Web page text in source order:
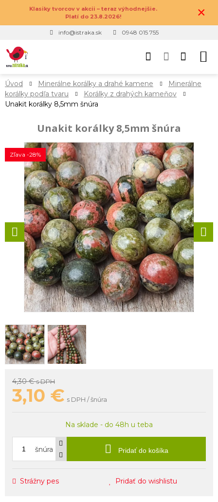
Klasiky tvorcov v akcii – teraz výhodnejšie.
Platí do 23.8.2026!
×
info@istraka.sk 0948 015 755
Úvod Minerálne korálky a drahé kamene
Minerálne
korálky podľa tvaru
Korálky z drahých kameňov
Unakit korálky 8,5mm šnúra
Unakit korálky 8,5mm šnúra
Zľava -28%
4,30 €s DPH
3,10 € s DPH / šnúra
Na sklade - do 48h u teba
šnúra Pridať do košíka
Strážny pes Pridať do wishlistu